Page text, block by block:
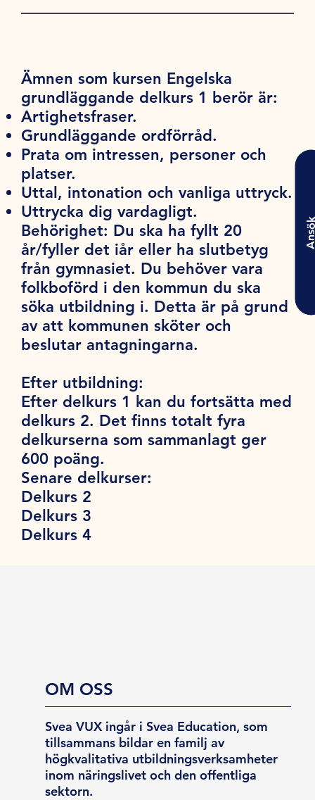
Ämnen som kursen Engelska
grundläggande delkurs 1 berör är:
Artighetsfraser.
Grundläggande ordförråd.
Prata om intressen, personer och
platser.
Uttal, intonation och vanliga uttryck.
Uttrycka dig vardagligt.
Behörighet: Du ska ha fyllt 20
år/fyller det iår eller ha slutbetyg
från gymnasiet. Du behöver vara
folkboförd i den kommun du ska
söka utbildning i. Detta är på grund
av att kommunen sköter och
beslutar antagningarna.
Efter utbildning:
Efter delkurs 1 kan du fortsätta med
delkurs 2. Det finns totalt fyra
delkurserna som sammanlagt ger
600 poäng.
Senare delkurser:
Delkurs 2
Delkurs 3
Delkurs 4
OM OSS
Svea VUX ingår i Svea Education, som
tillsammans bildar en familj av
högkvalitativa utbildningsverksamheter
inom näringslivet och den offentliga
sektorn.